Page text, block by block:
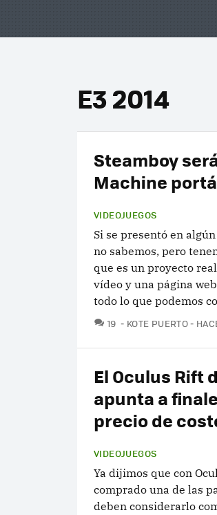
E3 2014
Steamboy
Machine
VIDEOJUEGOS
Si se presentó en
no sabemos, pero
que es un proyecto
vídeo y una página
todo lo que podemos
19 COMENTARIOS
KOTE PUERTO
El Oculus Rift
apunta a
precio de
VIDEOJUEGOS
Ya dijimos que con
comprado una de las
deben considerarlo